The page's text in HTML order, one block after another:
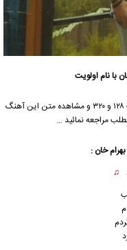
با نام اولویت
با کیفیت ۱۲۸ و ۳۲۰ و مشاهده متن این آهنگ
مراجعه نمائید …
خان :
♫